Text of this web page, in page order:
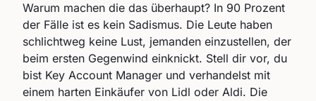
Warum machen die das überhaupt? In 90 Prozent
der Fälle ist es kein Sadismus. Die Leute haben
schlichtweg keine Lust, jemanden einzustellen, der
beim ersten Gegenwind einknickt. Stell dir vor, du
bist Key Account Manager und verhandelst mit
einem harten Einkäufer von Lidl oder Aldi. Die